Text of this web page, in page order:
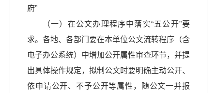
府”
（一）在公文办理程序中落实“五公开”要
求。各地、各部门要在本单位公文流转程序（含
电子办公系统）中增加公开属性审查环节，并提
出具体操作规定，拟制公文时要明确主动公开、
依申请公开、不予公开等属性，随公文一并报